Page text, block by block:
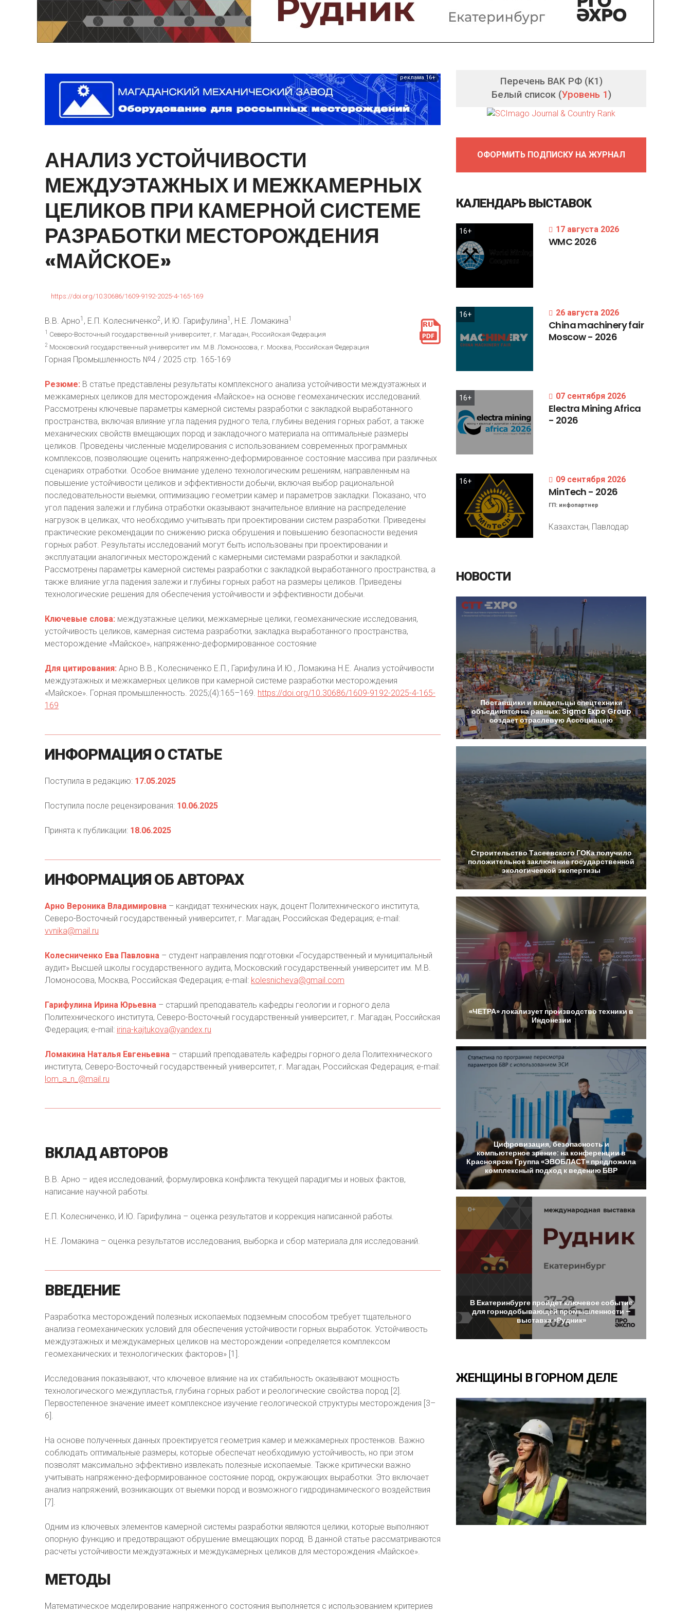
Предприятия и компании
Интервью
Выставки, Конференции
реклама 16+
АНАЛИЗУСТОЙЧИВОСТИ
МЕЖДУЭТАЖНЫХИ МЕЖКАМЕРНЫХ
ЦЕЛИКОВ ПРИ КАМЕРНОЙ СИСТЕМЕ
РАЗРАБОТКИ МЕСТОРОЖДЕНИЯ
«МАЙСКОЕ»
https://doi.org/10.30686/1609-9192-2025-4-165-169
В.В. Арно1 , Е.П. Колесниченко2, И.Ю. Гарифулина1 , Н.Е. Ломакина1
1 Северо-Восточный государственный университет, г. Магадан, Российская Федерация
2 Московский государственный университет им. М.В. Ломоносова, г. Москва, Российская Федерация
Горная Промышленность №4 / 2025 стр. 165-169
Резюме: В статье представлены результаты комплексного анализа устойчивости междуэтажных и
межкамерных целиков для месторождения «Майское» на основе геомеханических исследований.
Рассмотрены ключевые параметры камерной системы разработки с закладкой выработанного
пространства, включая влияние угла падения рудного тела, глубины ведения горных работ, а также
механических свойств вмещающих пород и закладочного материала на оптимальные размеры
целиков. Проведены численные моделирования с использованием современных программных
комплексов, позволяющие оценить напряженно-деформированное состояние массива при различных
сценариях отработки. Особое внимание уделено технологическим решениям, направленным на
повышение устойчивости целиков и эффективности добычи, включая выбор рациональной
последовательности выемки, оптимизацию геометрии камер и параметров закладки. Показано, что
угол падения залежи и глубина отработки оказывают значительное влияние на распределение
нагрузок в целиках, что необходимо учитывать при проектировании систем разработки. Приведены
практические рекомендации по снижению риска обрушения и повышению безопасности ведения
горных работ. Результаты исследований могут быть использованы при проектировании и
эксплуатации аналогичных месторождений с камерными системами разработки и закладкой.
Рассмотрены параметры камерной системы разработки с закладкой выработанного пространства, а
также влияние угла падения залежи и глубины горных работ на размеры целиков. Приведены
технологические решения для обеспечения устойчивости и эффективности добычи.
Ключевые слова: междуэтажные целики, межкамерные целики, геомеханические исследования,
устойчивость целиков, камерная система разработки, закладка выработанного пространства,
месторождение «Майское», напряженно-деформированное состояние
Для цитирования: Арно В.В., Колесниченко Е.П., Гарифулина И.Ю., Ломакина Н.Е. Анализ устойчивости
междуэтажных и межкамерных целиков при камерной системе разработки месторождения
«Майское». Горная промышленность. 2025;(4):165–169. https://doi.org/10.30686/1609-9192-2025-4-165-
169
ИНФОРМАЦИЯ О СТАТЬЕ
Поступила в редакцию: 17.05.2025
Поступила после рецензирования: 10.06.2025
Принята к публикации: 18.06.2025
ИНФОРМАЦИЯ ОБАВТОРАХ
Арно Вероника Владимировна – кандидат технических наук, доцент Политехнического института,
Северо-Восточный государственный университет, г. Магадан, Российская Федерация; е-mail:
vvnika@mail.ru
Колесниченко Ева Павловна – студент направления подготовки «Государственный и муниципальный
аудит» Высшей школы государственного аудита, Московский государственный университет им. М.В.
Ломоносова, Москва, Российская Федерация; е-mail: kolesnicheva@gmail.com
Гарифулина Ирина Юрьевна – старший преподаватель кафедры геологии и горного дела
Политехнического института, Северо-Восточный государственный университет, г. Магадан, Российская
Федерация; е-mail: irina-kajtukova@yandex.ru
Ломакина Наталья Евгеньевна – старший преподаватель кафедры горного дела Политехнического
института, Северо-Восточный государственный университет, г. Магадан, Российская Федерация; е-mail:
lom_a_n_@mail.ru
ВКЛАДАВТОРОВ
В.В. Арно – идея исследований, формулировка конфликта текущей парадигмы и новых фактов,
написание научной работы.
Е.П. Колесниченко, И.Ю. Гарифулина – оценка результатов и коррекция написанной работы.
Н.Е. Ломакина – оценка результатов исследования, выборка и сбор материала для исследований.
ВВЕДЕНИЕ
Разработка месторождений полезных ископаемых подземным способом требует тщательного
анализа геомеханических условий для обеспечения устойчивости горных выработок. Устойчивость
междуэтажных и междукамерных целиков на месторождении «определяется комплексом
геомеханических и технологических факторов» [1].
Исследования показывают, что ключевое влияние на их стабильность оказывают мощность
технологического междупластья, глубина горных работ и реологические свойства пород [2].
Первостепенное значение имеет комплексное изучение геологической структуры месторождения [3–
6].
На основе полученных данных проектируется геометрия камер и межкамерных простенков. Важно
соблюдать оптимальные размеры, которые обеспечат необходимую устойчивость, но при этом
позволят максимально эффективно извлекать полезные ископаемые. Также критически важно
учитывать напряженно-деформированное состояние пород, окружающих выработки. Это включает
анализ напряжений, возникающих от выемки пород и возможного гидродинамического воздействия
[7].
Одним из ключевых элементов камерной системы разработки являются целики, которые выполняют
опорную функцию и предотвращают обрушение вмещающих пород. В данной статье рассматриваются
расчеты устойчивости междуэтажных и междукамерных целиков для месторождения «Майское».
МЕТОДЫ
Математическое моделирование напряженного состояния выполняется с использованием критериев
Перечень ВАК РФ (K1)
Белый список (Уровень 1)
ОФОРМИТЬ ПОДПИСКУ НА ЖУРНАЛ
КАЛЕНДАРЬ ВЫСТАВОК
16+ 17 августа 2026
WMC 2026
16+ 26 августа 2026
Chinamachineryfair
Moscow- 2026
16+ 07 сентября 2026
Electra MiningAfrica
- 2026
16+ 09 сентября 2026
MinTech - 2026
ГП: инфопартнер
Казахстан, Павлодар
НОВОСТИ
Поставщики и владельцыспецтехники
объединятсянаравных:SigmaExpoGroup
создаетотраслевуюАссоциацию
СтроительствоТасеевскогоГОКаполучило
положительноезаключениегосударственной
экологическойэкспертизы
«ЧЕТРА»локализует производство техникив
Индонезии
Цифровизация,безопасностьи
компьютерноезрение: на конференциив
Красноярске Группа«ЭВОБЛАСТ» предложила
комплексный подход к ведению БВР
В Екатеринбурге пройдетключевоесобытие
для горнодобывающейпромышленности –
выставка«Рудник»
ЖЕНЩИНЫ В ГОРНОМ ДЕЛЕ